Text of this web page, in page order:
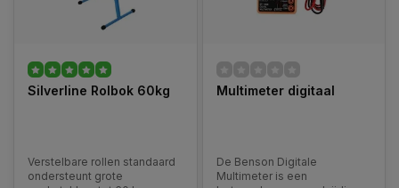
Silverline Rolbok 60kg
Verstelbare rollen standaard
ondersteunt grote
Multimeter digitaal
De Benson Digitale
Multimeter is een